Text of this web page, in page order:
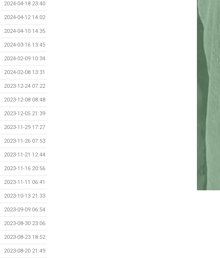
2024-04-18 23:40
2024-04-12 14:02
2024-04-10 14:35
2024-03-16 13:45
2024-02-09 10:34
2024-02-08 13:31
2023-12-24 07:22
2023-12-08 08:48
2023-12-05 21:39
2023-11-29 17:27
2023-11-26 07:53
2023-11-21 12:44
2023-11-16 20:56
2023-11-11 06:41
2023-10-13 21:33
2023-09-09 06:54
2023-08-30 23:06
2023-08-23 18:52
2023-08-20 21:49